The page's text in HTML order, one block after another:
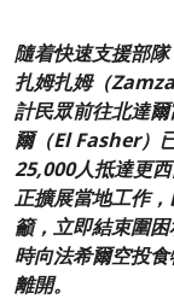
隨着快速支援部
扎姆扎姆（
計民眾前往北達
爾（El Fasher）
25,000人抵達更
正擴展當地工作
籲，立即結束圍
時向法希爾空投
離開。